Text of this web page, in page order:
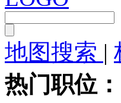
地图搜索 |
热门职位：